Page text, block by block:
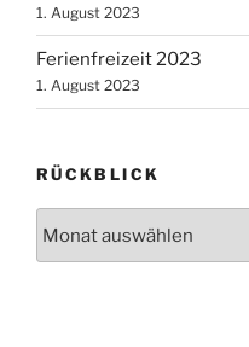
1. August 2023
Ferienfreizeit 2023
1. August 2023
RÜCKBLICK